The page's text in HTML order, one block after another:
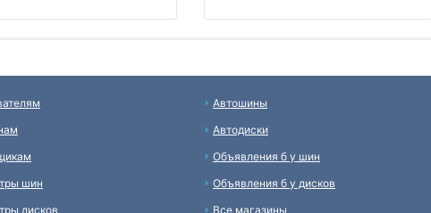
шин
дисков
Автошины
Автодиски
Объявления б у шин
Объявления б у дисков
Все магазины